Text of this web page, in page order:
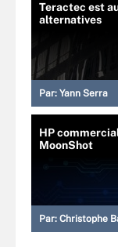
Teractec est
alternatives
Par: Yann Serra
HP
MoonShot
Par: Christophe